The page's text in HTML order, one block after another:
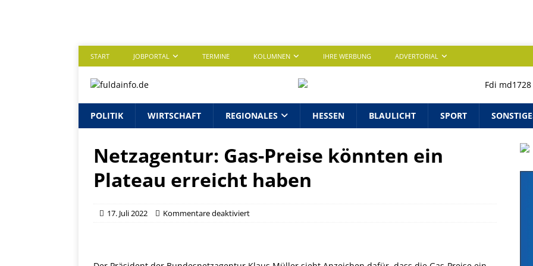
START JOBPORTAL TERMINE KOLUMNEN IHRE WERBUNG ADVERTORIAL
POLITIK WIRTSCHAFT REGIONALES HESSEN BLAULICHT SPORT
Netzagentur: Gas-Preise könnten ein
Plateau erreicht haben
17. Juli 2022 Kommentare deaktiviert